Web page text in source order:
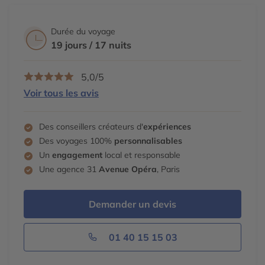
Durée du voyage
19 jours / 17 nuits
5,0/5
Voir tous les avis
Des conseillers créateurs d'expériences
Des voyages 100% personnalisables
Un engagement local et responsable
Une agence 31 Avenue Opéra, Paris
Demander un devis
01 40 15 15 03